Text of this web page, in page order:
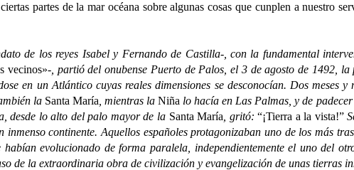
partes de la mar océana sobre algunas cosas que cunplen a nuestro
los reyes Isabel y Fernando de Castilla-, con la fundamental
vecinos»-, partió del onubense Puerto de Palos, el 3 de agosto de 1492,
en un Atlántico cuyas reales dimensiones se desconocían. Dos meses
la Santa María , mientras laNiña lo hacía en Las Palmas, y de
desde lo alto del palo mayor de la Santa María , gritó:“¡Tierra a la vista!”
continente. Aquellos españoles protagonizaban uno de los más
evolucionado de forma paralela, independientemente el uno del
de la extraordinaria obra de civilización y evangelización de unas tierras